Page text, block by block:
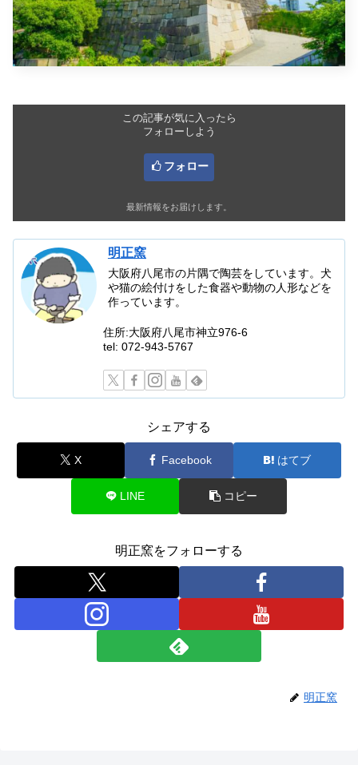
この記事が気に入ったら
フォローしよう
フォロー
最新情報をお届けします。
明正窯
大阪府八尾市の片隅で陶芸をしています。犬
や猫の絵付けをした食器や動物の人形などを
作っています。
住所:大阪府八尾市神立976-6
tel: 072-943-5767
シェアする
X Facebook はてブ
LINE コピー
明正窯をフォローする
明正窯